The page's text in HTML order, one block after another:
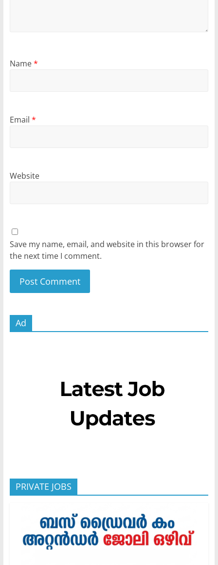
Name*
Email *
Website
Save my name, email, and website in this browser for
the next time I comment.
Ad
PRIVATE JOBS